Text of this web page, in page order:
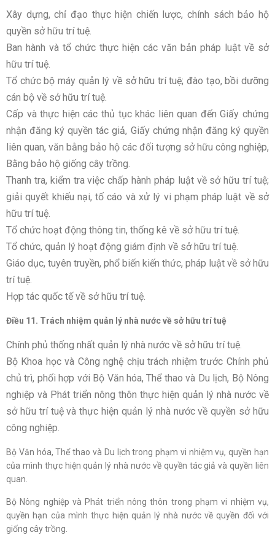
Xây dựng, chỉ đạo thực hiện chiến lược, chính sách bảo hộ
quyền sở hữu trí tuệ.
Ban hành và tổ chức thực hiện các văn bản pháp luật về sở
hữu trí tuệ.
Tổ chức bộ máy quản lý về sở hữu trí tuệ; đào tạo, bồi dưỡng
cán bộ về sở hữu trí tuệ.
Cấp và thực hiện các thủ tục khác liên quan đến Giấy chứng
nhận đăng ký quyền tác giả, Giấy chứng nhận đăng ký quyền
liên quan, văn bằng bảo hộ các đối tượng sở hữu công nghiệp,
Bằng bảo hộ giống cây trồng.
Thanh tra, kiểm tra việc chấp hành pháp luật về sở hữu trí tuệ;
giải quyết khiếu nại, tố cáo và xử lý vi phạm pháp luật về sở
hữu trí tuệ.
Tổ chức hoạt động thông tin, thống kê về sở hữu trí tuệ.
Tổ chức, quản lý hoạt động giám định về sở hữu trí tuệ.
Giáo dục, tuyên truyền, phổ biến kiến thức, pháp luật về sở hữu
trí tuệ.
Hợp tác quốc tế về sở hữu trí tuệ.
Điều 11. Trách nhiệm quản lý nhà nước về sở hữu trí tuệ
Chính phủ thống nhất quản lý nhà nước về sở hữu trí tuệ.
Bộ Khoa học và Công nghệ chịu trách nhiệm trước Chính phủ
chủ trì, phối hợp với Bộ Văn hóa, Thể thao và Du lịch, Bộ Nông
nghiệp và Phát triển nông thôn thực hiện quản lý nhà nước về
sở hữu trí tuệ và thực hiện quản lý nhà nước về quyền sở hữu
công nghiệp.
Bộ Văn hóa, Thể thao và Du lịch trong phạm vi nhiệm vụ, quyền hạn
của mình thực hiện quản lý nhà nước về quyền tác giả và quyền liên
quan.
Bộ Nông nghiệp và Phát triển nông thôn trong phạm vi nhiệm vụ,
quyền hạn của mình thực hiện quản lý nhà nước về quyền đối với
giống cây trồng.